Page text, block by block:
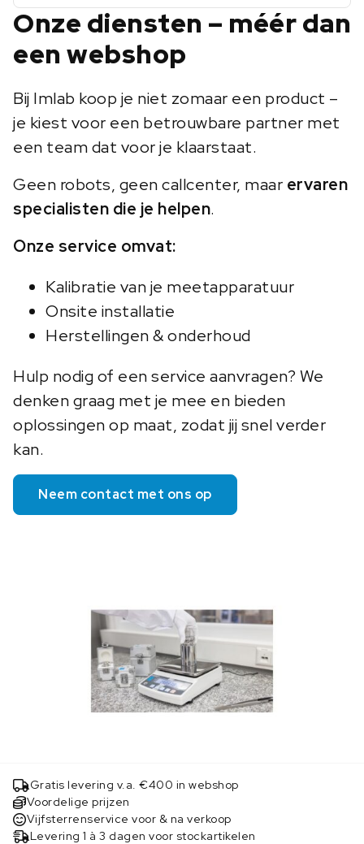
Onze diensten – méér dan
een webshop
Bij Imlab koop je niet zomaar een product –
je kiest voor een betrouwbare partner met
een team dat voor je klaarstaat.
Geen robots, geen callcenter, maar ervaren
specialisten die je helpen.
Onze service omvat:
Kalibratie van je meetapparatuur
Onsite installatie
Herstellingen & onderhoud
Hulp nodig of een service aanvragen? We
denken graag met je mee en bieden
oplossingen op maat, zodat jij snel verder
kan.
Neem contact met ons op
Gratis levering v.a. €400 in webshop
Voordelige prijzen
Vijfsterrenservice voor & na verkoop
Levering 1 à 3 dagen voor stockartikelen